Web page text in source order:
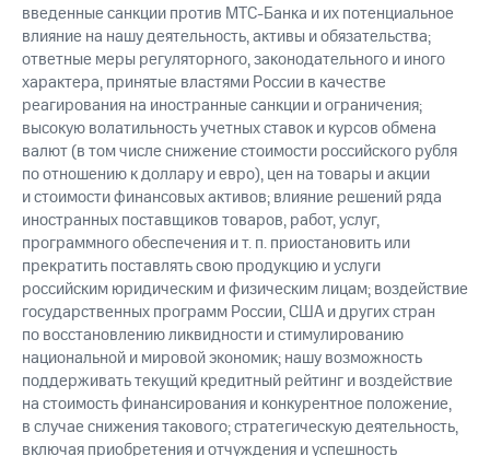
введенные санкции против МТС-Банка и их потенциальное
влияние на нашу деятельность, активы и обязательства;
ответные меры регуляторного, законодательного и иного
характера, принятые властями России в качестве
реагирования на иностранные санкции и ограничения;
высокую волатильность учетных ставок и курсов обмена
валют (в том числе снижение стоимости российского рубля
по отношению к доллару и евро), цен на товары и акции
и стоимости финансовых активов; влияние решений ряда
иностранных поставщиков товаров, работ, услуг,
программного обеспечения и т. п. приостановить или
прекратить поставлять свою продукцию и услуги
российским юридическим и физическим лицам; воздействие
государственных программ России, США и других стран
по восстановлению ликвидности и стимулированию
национальной и мировой экономик; нашу возможность
поддерживать текущий кредитный рейтинг и воздействие
на стоимость финансирования и конкурентное положение,
в случае снижения такового; стратегическую деятельность,
включая приобретения и отчуждения и успешность